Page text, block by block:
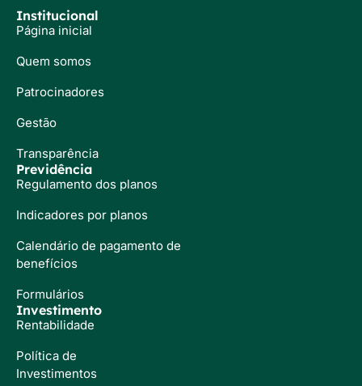
Institucional
Página inicial
Quem somos
Patrocinadores
Gestão
Transparência
Previdência
Regulamento dos planos
Indicadores por planos
Calendário de pagamento de
benefícios
Formulários
Investimento
Rentabilidade
Política de
Investimentos